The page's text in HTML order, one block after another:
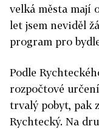
velká města mají
let jsem neviděl
program pro
Podle
rozpočtové
trvalý pobyt, pak
Rychtecký. Na